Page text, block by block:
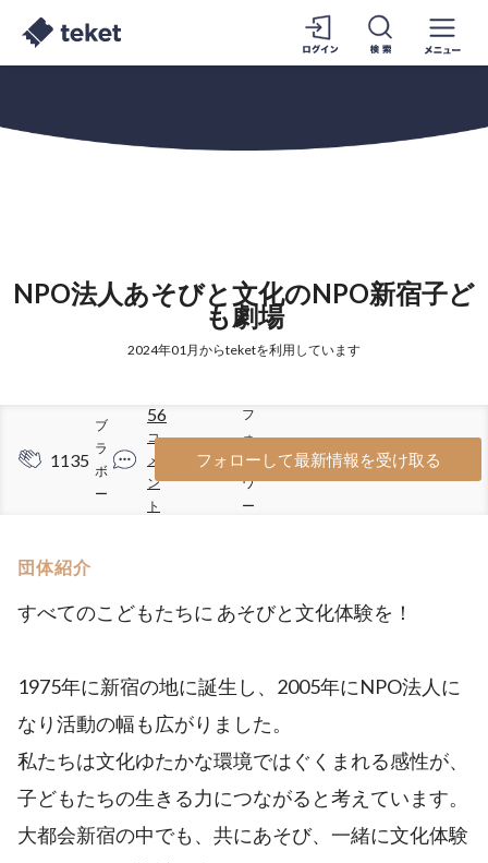
NPO法人あそびと文化のNPO新宿子ど
も劇場
2024年01月からteketを利用しています
1135
ブ
ラ
ボ
ー
56
コ
メ
ン
ト
590
フ
ォ
ロ
ワ
ー
フォローして最新情報を受け取る
団体紹介
すべてのこどもたちに あそびと文化体験を！
1975年に新宿の地に誕生し、2005年にNPO法人に
なり活動の幅も広がりました。
私たちは文化ゆたかな環境ではぐくまれる感性が、
子どもたちの生きる力につながると考えています。
大都会新宿の中でも、共にあそび、一緒に文化体験